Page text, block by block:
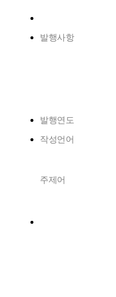
발행사항
발행연도
작성언어
주제어